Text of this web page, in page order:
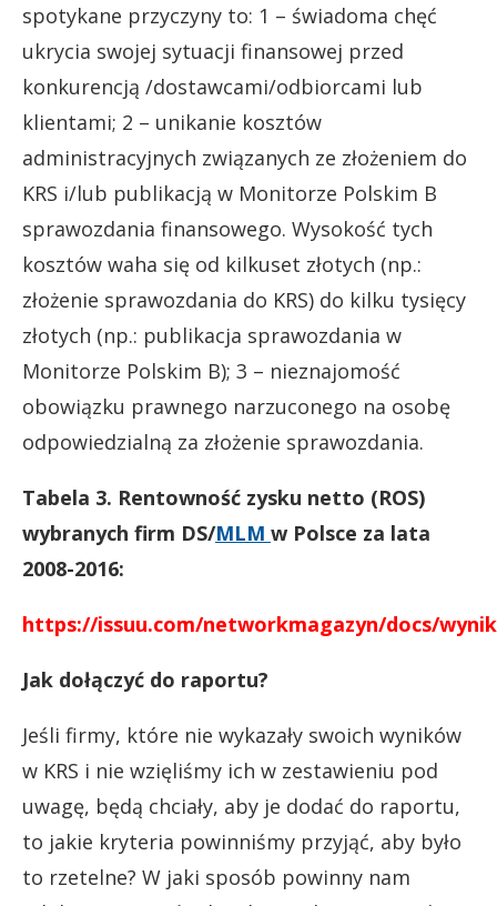
spotykane przyczyny to: 1 – świadoma chęć
ukrycia swojej sytuacji finansowej przed
konkurencją /dostawcami/odbiorcami lub
klientami; 2 – unikanie kosztów
administracyjnych związanych ze złożeniem do
KRS i/lub publikacją w Monitorze Polskim B
sprawozdania finansowego. Wysokość tych
kosztów waha się od kilkuset złotych (np.:
złożenie sprawozdania do KRS) do kilku tysięcy
złotych (np.: publikacja sprawozdania w
Monitorze Polskim B); 3 – nieznajomość
obowiązku prawnego narzuconego na osobę
odpowiedzialną za złożenie sprawozdania.
Tabela 3. Rentowność zysku netto (ROS)
wybranych firm DS/MLM w Polsce za lata
2008-2016:
https://issuu.com/networkmagazyn/docs/
Jak dołączyć do raportu?
Jeśli firmy, które nie wykazały swoich wyników
w KRS i nie wzięliśmy ich w zestawieniu pod
uwagę, będą chciały, aby je dodać do raportu,
to jakie kryteria powinniśmy przyjąć, aby było
to rzetelne? W jaki sposób powinny nam